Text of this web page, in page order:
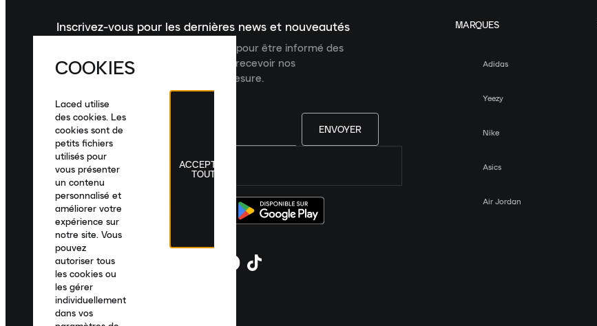
Inscrivez-vous pour les dernières news et nouveautés
Inscrivez-vous à la newsletter Laced pour être informé des
dernières nouveautés, collections et recevoir nos
recommandations de produits sur mesure.
ENVOYER
France|Français
MARQUES
Adidas
Yeezy
Nike
Asics
Air Jordan
COOKIES
Laced utilise
des cookies. Les
cookies sont de
petits fichiers
utilisés pour
vous présenter
un contenu
personnalisé et
améliorer votre
expérience sur
notre site. Vous
pouvez
autoriser tous
les cookies ou
les gérer
individuellement
dans vos
ACCEPTER
TOUT